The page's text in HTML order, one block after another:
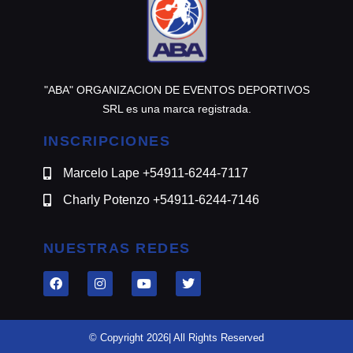
"ABA" ORGANIZACION DE EVENTOS DEPORTIVOS
SRL es una marca registrada.
INSCRIPCIONES
Marcelo Lape +54911-6244-7117
Charly Potenzo +54911-6244-7146
NUESTRAS REDES
© Copyright 2026| All Rights Reserved